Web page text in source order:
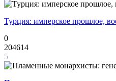
Турция: имперское прошлое,
0
204614
5